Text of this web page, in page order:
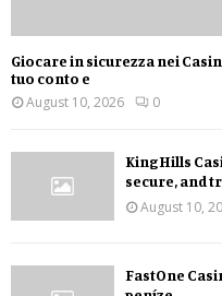
Giocare in sicurezza nei
tuo conto e
August 10, 2026
0
KingHills
secure, and
August 10,
FastOne